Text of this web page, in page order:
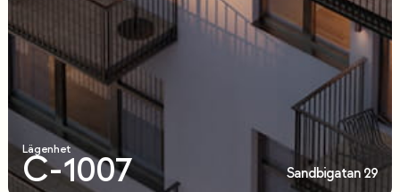
Lägenhet
C-1007 Sandbigatan 29